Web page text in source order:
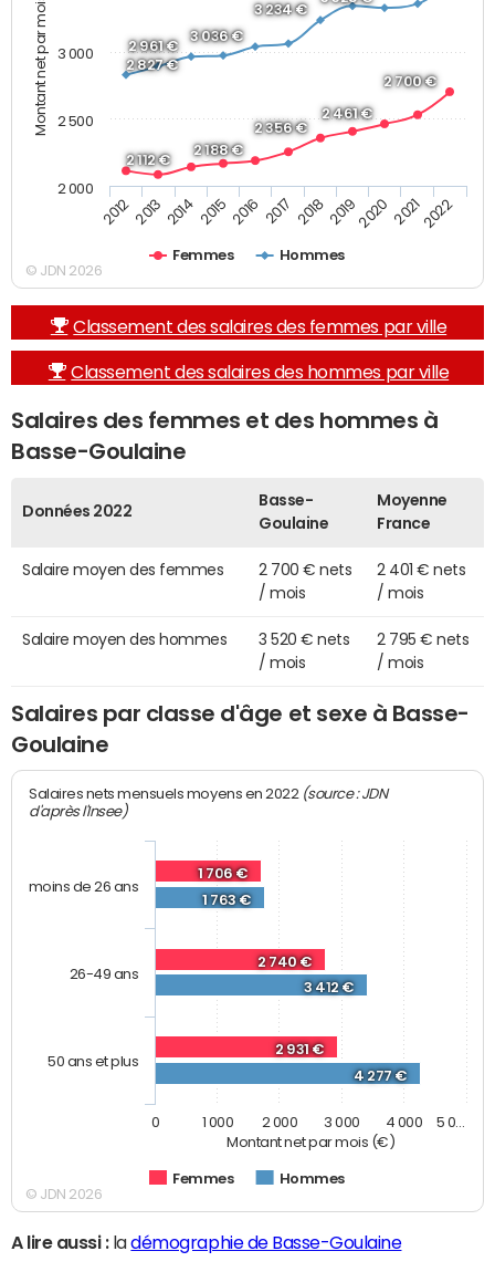
Montant net par mois (€)
2 112 €
2 188 €
2 356 €
2 461 €
2 700 €
2 827 €
2 961 €
3 036 €
3 234 €
Femmes Hommes
2012 2013 2014 2015 2016 2017 2018 20192020 20212022
2 000
2 500
3 000
© JDN 2026
Classement des salaires des femmes par ville
Classement des salaires des hommes par ville
Salaires des femmes et des hommes à
Basse-Goulaine
Données 2022
Basse-
Goulaine
Moyenne
France
Salaire moyen des femmes
2 700 € nets
/ mois
2 401 € nets
/ mois
Salaire moyen des hommes
3 520 € nets
/ mois
2 795 € nets
/ mois
Salaires par classe d'âge et sexe à Basse-
Goulaine
Montant net par mois (€)
Salaires nets mensuels moyens en 2022 (source : JDN
d'après l'Insee)
1 706 €
2 740 €
2 931 €
1 763 €
3 412 €
4 277 €
Femmes Hommes
moins de 26 ans
26-49 ans
50 ans et plus
0 1 000 2 000 3 000 4 000 5 0…
© JDN 2026
A lire aussi :ladémographie de Basse-Goulaine